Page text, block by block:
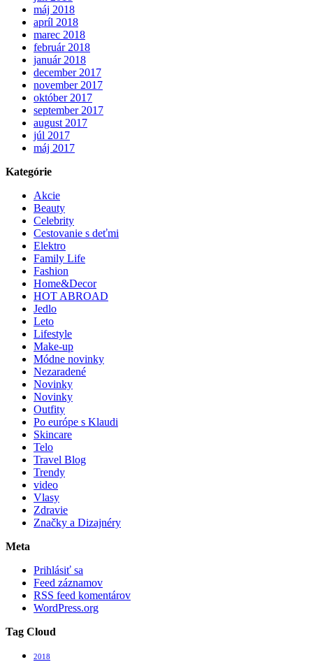
máj 2018
apríl 2018
marec 2018
február 2018
január 2018
december 2017
november 2017
október 2017
september 2017
august 2017
júl 2017
máj 2017
Kategórie
Akcie
Beauty
Celebrity
Cestovanie s deťmi
Elektro
Family Life
Fashion
Home&Decor
HOT ABROAD
Jedlo
Leto
Lifestyle
Make-up
Módne novinky
Nezaradené
Novinky
Novinky
Outfity
Po európe s Klaudi
Skincare
Telo
Travel Blog
Trendy
video
Vlasy
Zdravie
Značky a Dizajnéry
Meta
Prihlásiť sa
Feed záznamov
RSS feed komentárov
WordPress.org
Tag Cloud
2018